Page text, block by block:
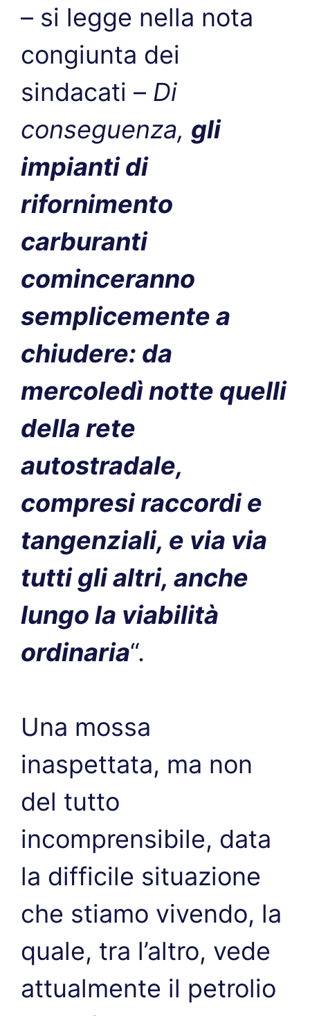
– si legge nella nota
congiunta dei
sindacati – Di
conseguenza, gli
impianti di
rifornimento
carburanti
cominceranno
semplicemente a
chiudere: da
mercoledì notte quelli
della rete
autostradale,
compresi raccordi e
tangenziali, e via via
tutti gli altri, anche
lungo la viabilità
ordinaria“.
Una mossa
inaspettata, ma non
del tutto
incomprensibile, data
la difficile situazione
che stiamo vivendo, la
quale, tra l’altro, vede
attualmente il petrolio